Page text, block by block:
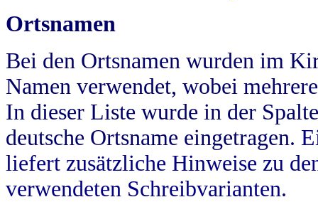
Ortsnamen
Bei den Ortsnamen wurden im
Namen verwendet, wobei
In dieser Liste wurde in der
deutsche Ortsname eingetragen.
liefert zusätzliche Hinweise zu
verwendeten Schreibvarianten.